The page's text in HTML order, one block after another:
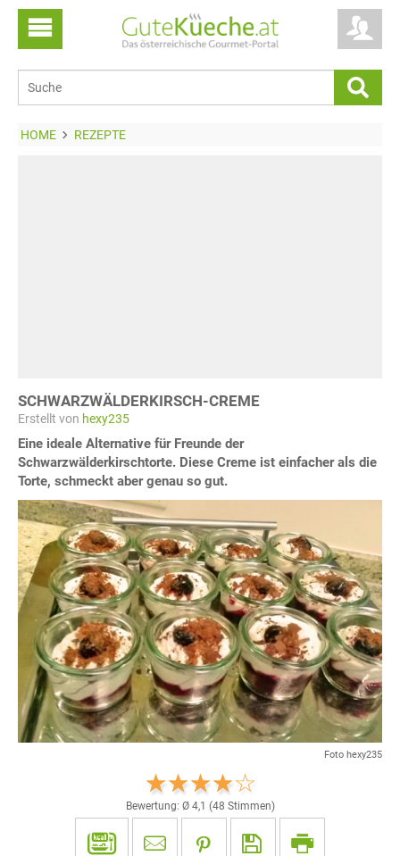
HOME REZEPTE
SCHWARZWÄLDERKIRSCH-CREME
Erstellt von hexy235
Eine ideale Alternative für Freunde der
Schwarzwälderkirschtorte. Diese Creme ist einfacher als die
Torte, schmeckt aber genau so gut.
Foto hexy235
Bewertung: Ø 4,1 (48 Stimmen)